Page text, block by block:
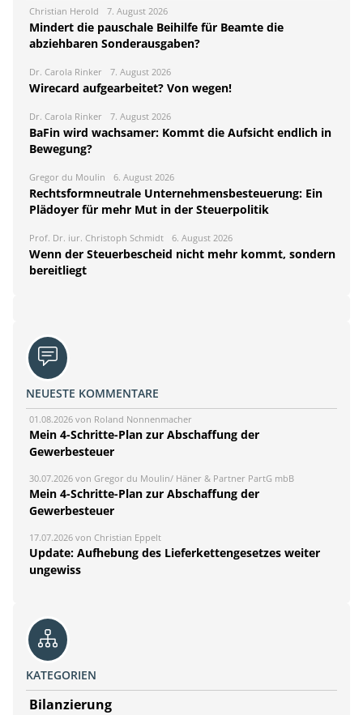
Christian Herold 7. August 2026
Mindert die pauschale Beihilfe für Beamte die
abziehbaren Sonderausgaben?
Dr. Carola Rinker 7. August 2026
Wirecard aufgearbeitet? Von wegen!
Dr. Carola Rinker 7. August 2026
BaFin wird wachsamer: Kommt die Aufsicht endlich in
Bewegung?
Gregor du Moulin 6. August 2026
Rechtsformneutrale Unternehmensbesteuerung: Ein
Plädoyer für mehr Mut in der Steuerpolitik
Prof. Dr. iur. Christoph Schmidt 6. August 2026
Wenn der Steuerbescheid nicht mehr kommt, sondern
bereitliegt
NEUESTE KOMMENTARE
01.08.2026 von Roland Nonnenmacher
Mein 4-Schritte-Plan zur Abschaffung der
Gewerbesteuer
30.07.2026 von Gregor du Moulin/ Häner & Partner PartG mbB
Mein 4-Schritte-Plan zur Abschaffung der
Gewerbesteuer
17.07.2026 von Christian Eppelt
Update: Aufhebung des Lieferkettengesetzes weiter
ungewiss
KATEGORIEN
Bilanzierung